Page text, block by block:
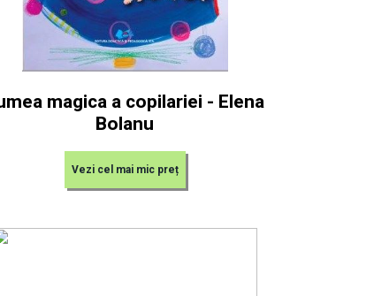
magica a copilariei - Elena
Bolanu
Vezi cel mai mic preț